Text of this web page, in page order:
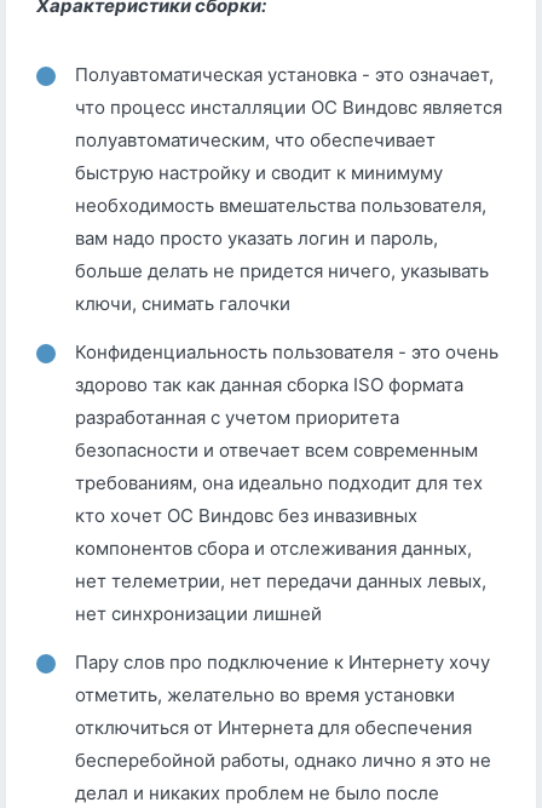
Характеристики сборки:
Полуавтоматическая установка - это означает,
что процесс инсталляции ОС Виндовс является
полуавтоматическим, что обеспечивает
быструю настройку и сводит к минимуму
необходимость вмешательства пользователя,
вам надо просто указать логин и пароль,
больше делать не придется ничего, указывать
ключи, снимать галочки
Конфиденциальность пользователя - это очень
здорово так как данная сборка ISO формата
разработанная с учетом приоритета
безопасности и отвечает всем современным
требованиям, она идеально подходит для тех
кто хочет ОС Виндовс без инвазивных
компонентов сбора и отслеживания данных,
нет телеметрии, нет передачи данных левых,
нет синхронизации лишней
Пару слов про подключение к Интернету хочу
отметить, желательно во время установки
отключиться от Интернета для обеспечения
бесперебойной работы, однако лично я это не
делал и никаких проблем не было после